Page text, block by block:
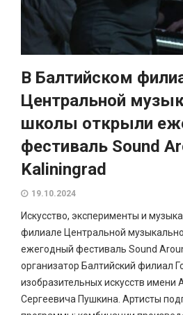
В Балтийском
Центральной
школы открыли
фестиваль Sound
Kaliningrad
19.10.2024
Искусство, эксперименты и
филиале Центральной
ежегодный фестиваль Sound
организатор Балтийский филиал
изобразительных искусств имени
Сергеевича Пушкина. Артисты